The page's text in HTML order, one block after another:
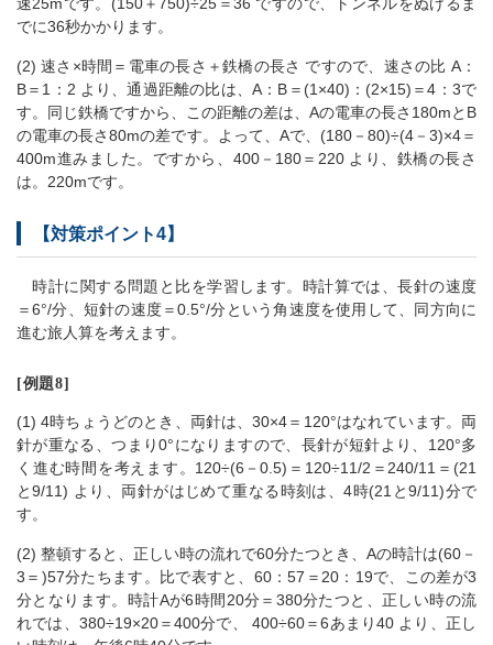
でに36秒かかります。
(2) 速さ×時間＝電車の長さ＋鉄橋の長さ ですので、速さの比 A：
B＝1：2 より、通過距離の比は、A：B＝(1×40)：(2×15)＝4：3で
す。同じ鉄橋ですから、この距離の差は、Aの電車の長さ180mとB
の電車の長さ80mの差です。よって、Aで、(180－80)÷(4－3)×4＝
400m進みました。ですから、400－180＝220 より、鉄橋の長さ
は。220mです。
【対策ポイント4】
時計に関する問題と比を学習します。時計算では、長針の速度
＝6°/分、短針の速度＝0.5°/分という角速度を使用して、同方向に
進む旅人算を考えます。
[例題8]
(1) 4時ちょうどのとき、両針は、30×4＝120°はなれています。両
針が重なる、つまり0°になりますので、長針が短針より、120°多
く進む時間を考えます。120÷(6－0.5)＝120÷11/2＝240/11＝(21
と9/11) より、両針がはじめて重なる時刻は、4時(21と9/11)分で
す。
(2) 整頓すると、正しい時の流れで60分たつとき、Aの時計は(60－
3＝)57分たちます。比で表すと、60：57＝20：19で、この差が3
分となります。時計Aが6時間20分＝380分たつと、正しい時の流
れでは、380÷19×20＝400分で、 400÷60＝6あまり40 より、正し